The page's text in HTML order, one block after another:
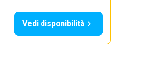
Vedi disponibilità